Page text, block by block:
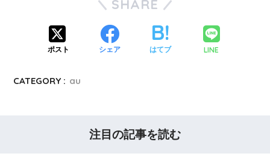
SHARE
ポスト シェア はてブ LINE
CATEGORY : au
注目の記事を読む